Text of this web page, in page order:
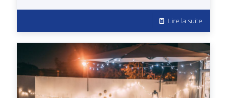
Lire la suite